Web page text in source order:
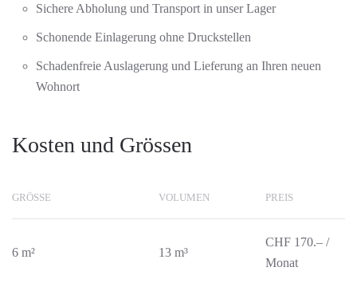
Sichere Abholung und Transport in unser Lager
Schonende Einlagerung ohne Druckstellen
Schadenfreie Auslagerung und Lieferung an Ihren neuen
Wohnort
Kosten und Grössen
GRÖSSE VOLUMEN PREIS
6 m² 13 m³
CHF 170.– /
Monat